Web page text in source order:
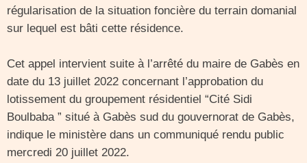
régularisation de la situation foncière du terrain domanial
sur lequel est bâti cette résidence.
Cet appel intervient suite à l’arrêté du maire de Gabès en
date du 13 juillet 2022 concernant l’approbation du
lotissement du groupement résidentiel “Cité Sidi
Boulbaba ” situé à Gabès sud du gouvernorat de Gabès,
indique le ministère dans un communiqué rendu public
mercredi 20 juillet 2022.